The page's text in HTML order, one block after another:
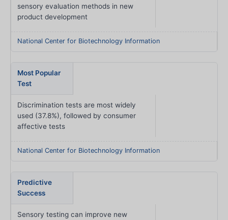
sensory evaluation methods in new
product development
National Center for Biotechnology Information
Most Popular
Test
Discrimination tests are most widely
used (37.8%), followed by consumer
affective tests
National Center for Biotechnology Information
Predictive
Success
Sensory testing can improve new